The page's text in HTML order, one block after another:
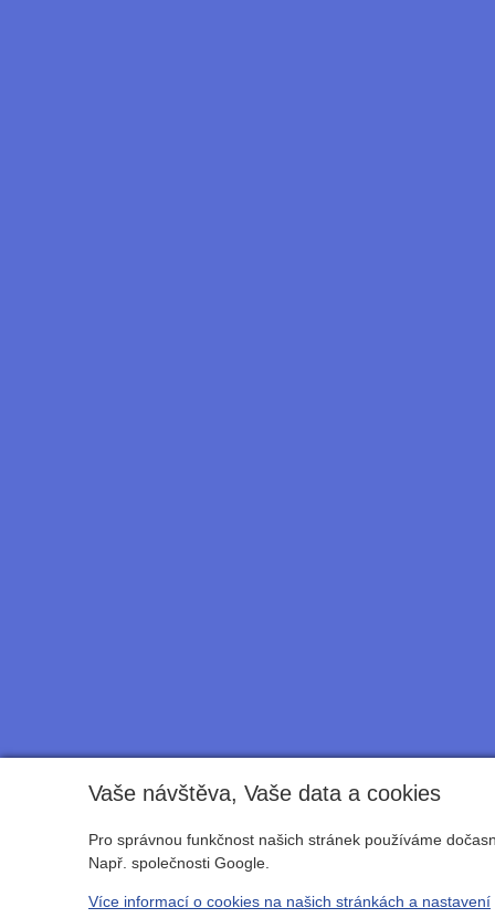
Vaše návštěva, Vaše data a cookies
Pro správnou funkčnost našich stránek používáme
Např. společnosti Google.
Více informací o cookies na našich stránkách a nastavení